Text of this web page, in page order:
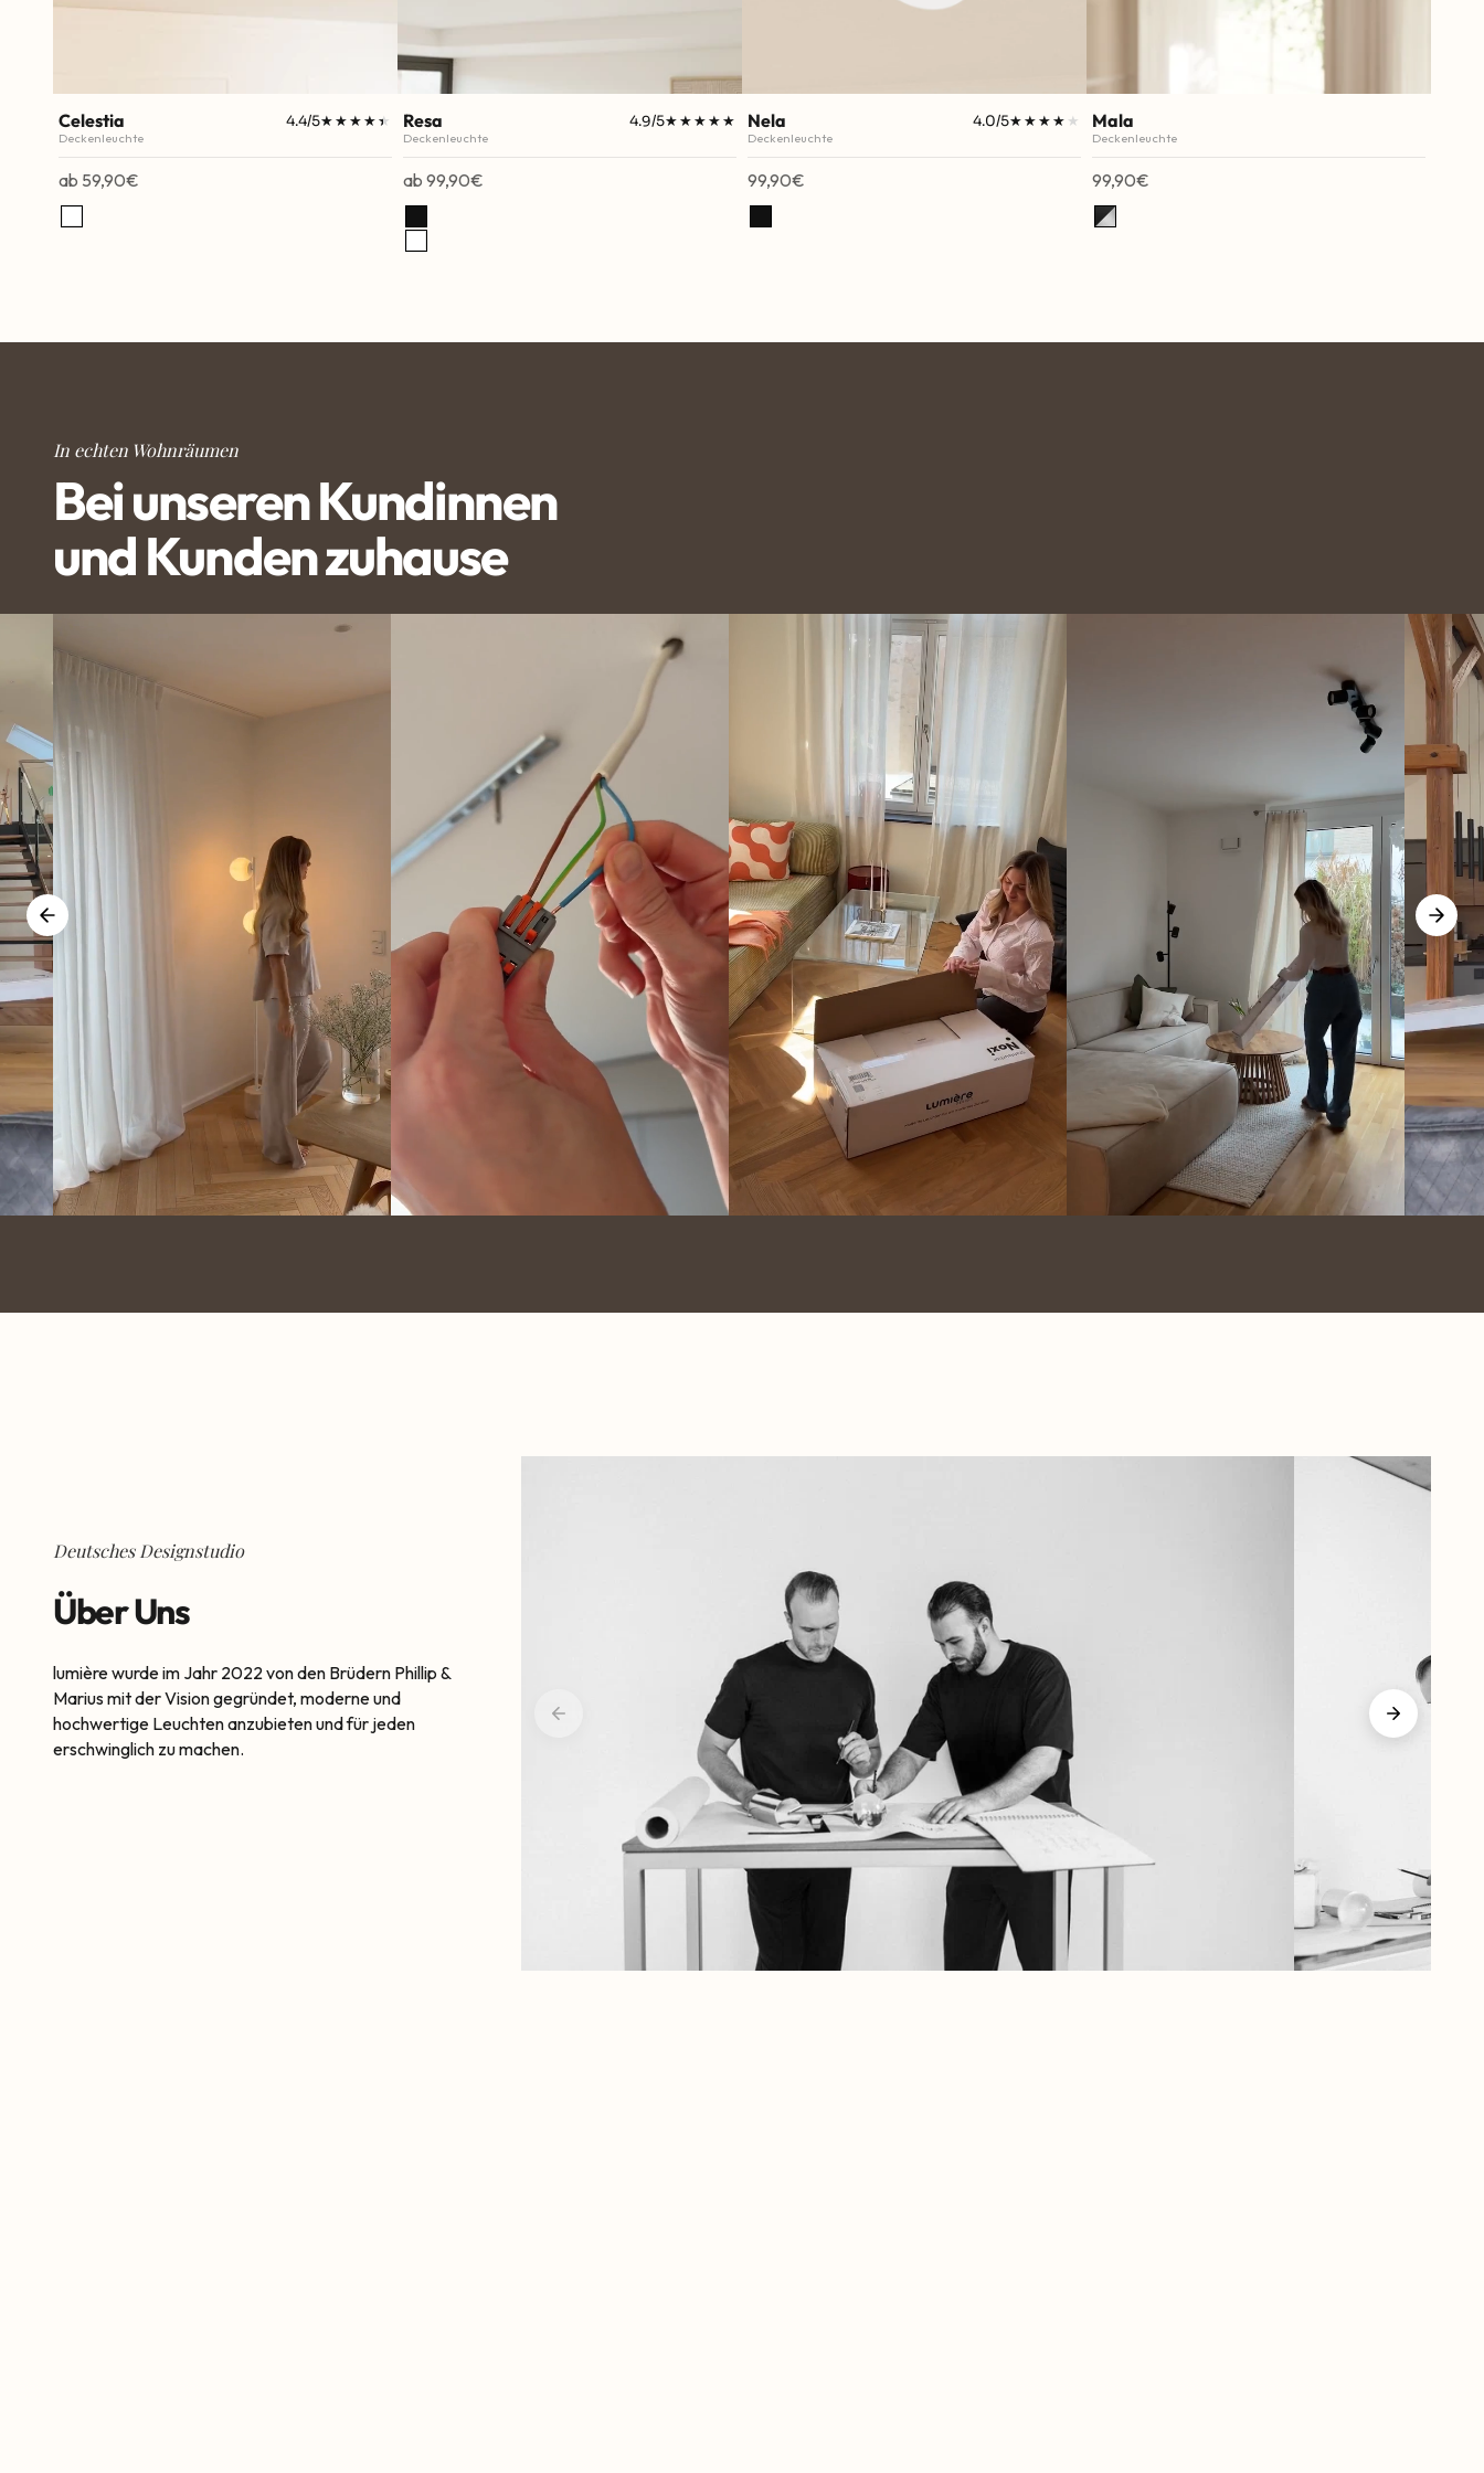
Celestia
Deckenleuchte
4.4/5★★★★★
★★★★★
Angebot
ab 59,90€
Weiß
Resa
Deckenleuchte
4.9/5★★★★★
★★★★★
Angebot
ab 99,90€
Schwarz
Weiß
Nela
Deckenleuchte
4.0/5★★★★★
★★★★★
Angebot
99,90€
Schwarz
Mala
Deckenleuchte
Angebot
99,90€
Schwarz / Silber
In echten Wohnräumen
Bei unseren Kundinnen
und Kunden zuhause
Deutsches Designstudio
Über Uns
lumière wurde im Jahr 2022 von den Brüdern Phillip &
Marius mit der Vision gegründet, moderne und
hochwertige Leuchten anzubieten und für jeden
erschwinglich zu machen.